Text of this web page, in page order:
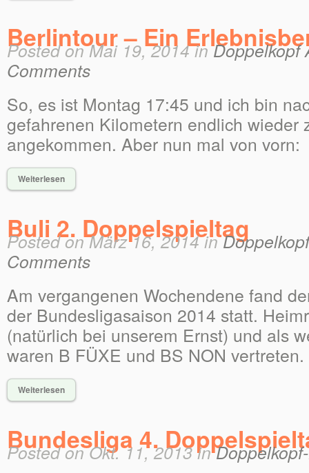
Berlintour – Ein
Posted on Mai 19, 2014 inDoppelkopf
Comments
So, es ist Montag 17:45 und ich bin
gefahrenen Kilometern endlich wieder
angekommen. Aber nun mal von vorn:
Weiterlesen
Buli 2. Doppelspieltag
Posted on März 16, 2014 in
Comments
Am vergangenen Wochendene fand
der Bundesligasaison 2014 statt.
(natürlich bei unserem Ernst) und als
waren B FÜXE und BS NON vertreten.
Weiterlesen
Bundesliga 4.
Posted on Okt. 11, 2013 in